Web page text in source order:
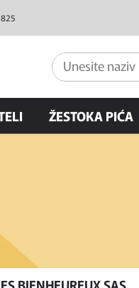
ŽESTOKA PIĆA